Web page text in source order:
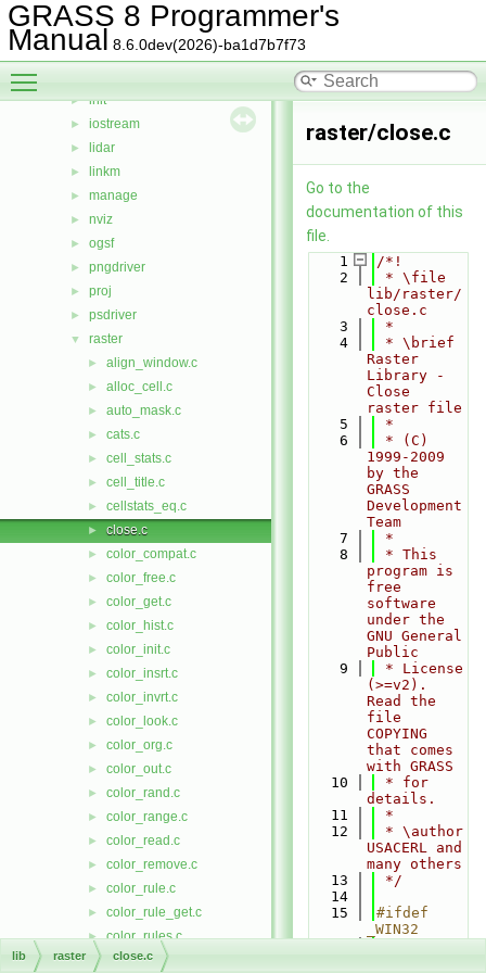
GRASS 8 Programmer's
Manual 8.6.0dev(2026)-ba1d7b7f73
► gmath
► gpde
► htmldriver
► init
► iostream
► lidar
► linkm
► manage
► nviz
► ogsf
► pngdriver
► proj
► psdriver
▼ raster
► align_window.c
► alloc_cell.c
► auto_mask.c
► cats.c
► cell_stats.c
► cell_title.c
► cellstats_eq.c
► close.c
► color_compat.c
► color_free.c
► color_get.c
► color_hist.c
► color_init.c
► color_insrt.c
► color_invrt.c
► color_look.c
► color_org.c
► color_out.c
► color_rand.c
► color_range.c
► color_read.c
► color_remove.c
► color_rule.c
► color_rule_get.c
► color_rules.c
► color_set.c
raster/close.c
Go to the
documentation of this
file.
    1
/*!
    2
* \file
lib/raster/
close.c
    3
*
    4
* \brief
Raster
Library -
Close
raster file
    5
*
    6
* (C)
1999-2009
by the
GRASS
Development
Team
    7
*
    8
* This
program is
free
software
under the
GNU General
Public
    9
* License
(>=v2).
Read the
file
COPYING
that comes
with GRASS
   10
* for
details.
   11
*
   12
* \author
USACERL and
many others
   13
*/
   14
   15
#ifdef
_WIN32
lib raster close.c